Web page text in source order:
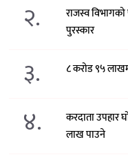
२.
राजस्व
पुरस्कार
३. ८ करोड ९५
४.
करदाता
लाख पाउने